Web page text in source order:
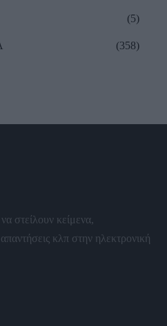
(5)
(358)
στείλουν κείμενα,
κλπ στην ηλεκτρονική